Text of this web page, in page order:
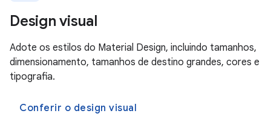
Design visual
Adote os estilos do Material Design, incluindo tamanhos,
dimensionamento, tamanhos de destino grandes, cores e
tipografia.
Conferir o design visual